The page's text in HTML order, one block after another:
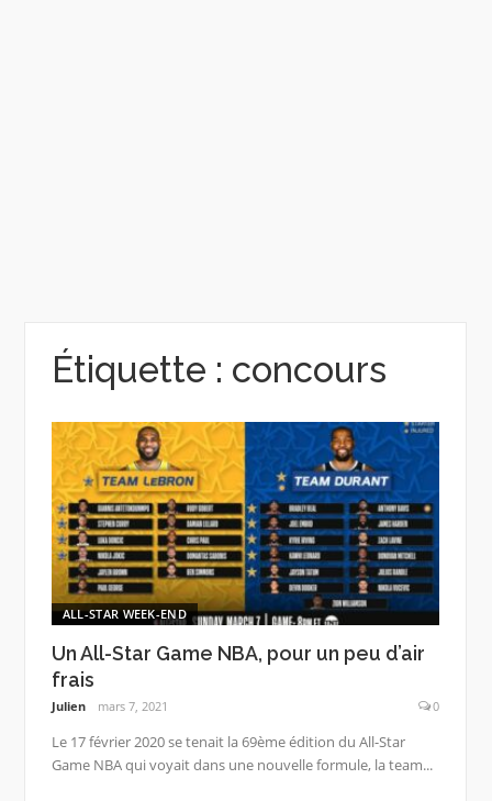
Étiquette : concours
ALL-STAR WEEK-END
Un All-Star Game NBA, pour un peu d’air
frais
Julien mars 7, 2021 0
Le 17 février 2020 se tenait la 69ème édition du All-Star
Game NBA qui voyait dans une nouvelle formule, la team...